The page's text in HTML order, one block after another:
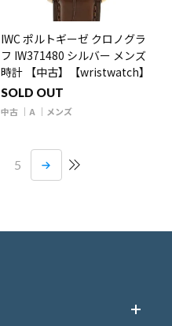
IWC ポルトギーゼ クロノグラ
フ IW371480 シルバー メンズ
時計 【中古】【wristwatch】
SOLD OUT
中古 A メンズ
5